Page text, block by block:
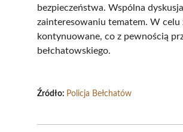
bezpieczeństwa. Wspólna
zainteresowaniu tematem. W
kontynuowane, co z pewnością
bełchatowskiego.
Źródło: Policja Bełchatów